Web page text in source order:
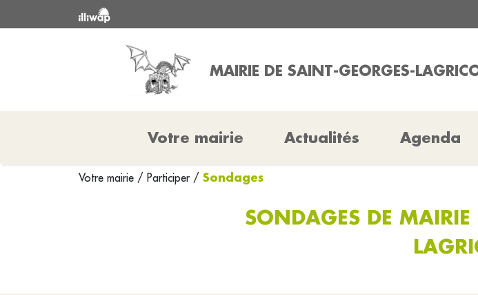
MAIRIE DE SAINT-GEORGES-
Votre mairie Actualités Agenda
Votre mairie / Participer/ Sondages
SONDAGES DE MAIRIE